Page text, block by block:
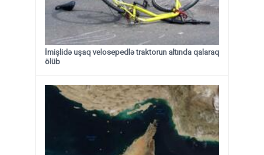
İmişlidə uşaq velosepedlə traktorun altında qalaraq
ölüb